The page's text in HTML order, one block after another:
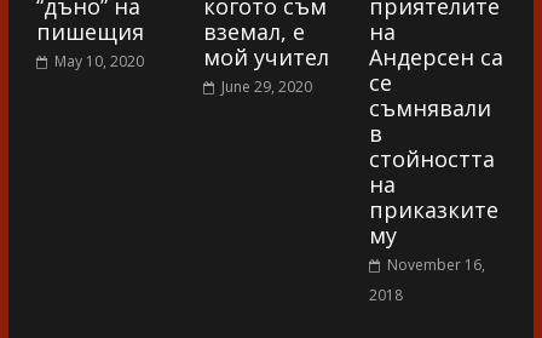
пишещия
May 10, 2020
вземал, е
мой учител
June 29, 2020
на
Андерсен са
се
съмнявали
в
стойността
на
приказките
му
November 16,
2018